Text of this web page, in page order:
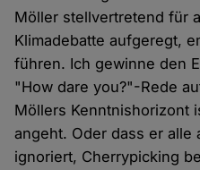
Möller stellvertretend für
Klimadebatte aufgeregt,
führen. Ich gewinne den
"How dare you?"-Rede
Möllers Kenntnishorizont
angeht. Oder dass er alle
ignoriert, Cherrypicking